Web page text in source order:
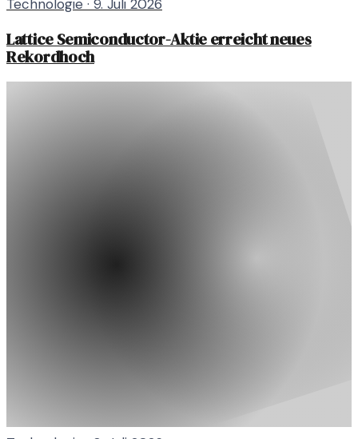
Technologie · 9. Juli 2026
Lattice Semiconductor-Aktie erreicht neues
Rekordhoch